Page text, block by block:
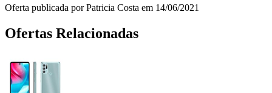
Oferta publicada por Patricia Costa em 14/06/2021
Ofertas Relacionadas